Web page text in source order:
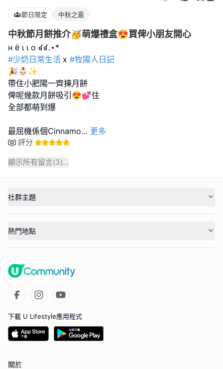
節日限定 中秋之最
中秋節月餅推介🥳萌爆禮盒😍買俾小朋友開心
#少奶日常生活 x #牧陽人日記
🎉👶🏻✨
帶住小肥陽一齊揀月餅
俾呢幾款月餅吸引😍💕住
全部都萌到爆
最屈機係個Cinnamo... 更多
評分
顯示所有留言(3)...
社群主題
熱門地點
下載 U Lifestyle應用程式
關於